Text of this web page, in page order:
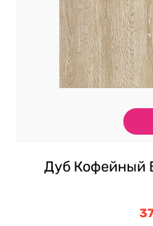
Дуб Кофейный